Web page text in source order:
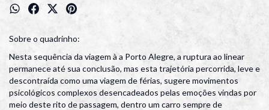
Sobre o quadrinho:
Nesta sequência da viagem à a Porto Alegre, a ruptura ao linear
permanece até sua conclusão, mas esta trajetória percorrida, leve e
descontraída como uma viagem de férias, sugere movimentos
psicológicos complexos desencadeados pelas emoções vindas por
meio deste rito de passagem, dentro um carro sempre de